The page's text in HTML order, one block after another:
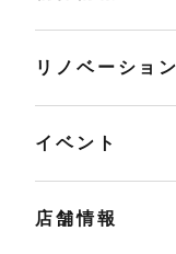
リノベーショ
イベント
店舗情報